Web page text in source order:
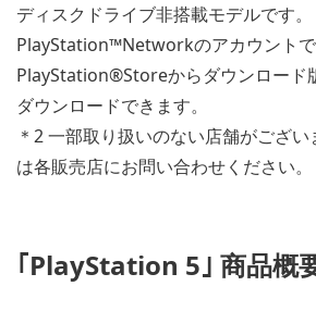
ディスクドライブ非搭載モデルです。
PlayStation™Networkのアカウントで
PlayStation®Storeからダウンロード
ダウンロードできます。
＊2 一部取り扱いのない店舗がござ
は各販売店にお問い合わせください。
｢PlayStation 5｣ 商品概